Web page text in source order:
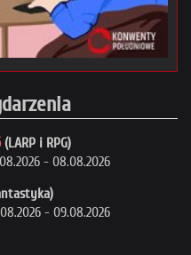
(LARP i RPG)
- 08.08.2026
- 09.08.2026